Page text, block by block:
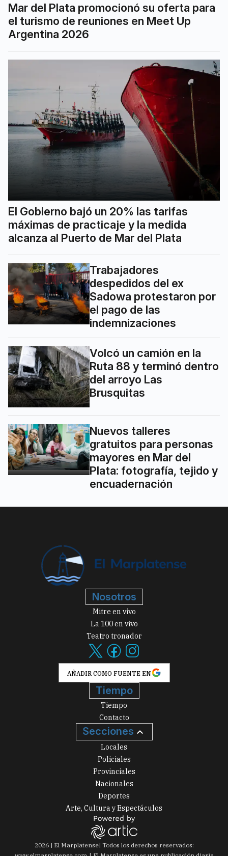
Mar del Plata promocionó su oferta para
el turismo de reuniones en Meet Up
Argentina 2026
El Gobierno bajó un 20% las tarifas
máximas de practicaje y la medida
alcanza al Puerto de Mar del Plata
Trabajadores
despedidos del ex
Sadowa protestaron por
el pago de las
indemnizaciones
Volcó un camión en la
Ruta 88 y terminó dentro
del arroyo Las
Brusquitas
Nuevos talleres
gratuitos para personas
mayores en Mar del
Plata: fotografía, tejido y
encuadernación
Nosotros
Mitre en vivo
La 100 en vivo
Teatro tronador
AÑADIR COMO FUENTE EN
Tiempo
Tiempo
Contacto
Secciones
Locales
Policiales
Provinciales
Nacionales
Deportes
Arte, Cultura y Espectáculos
2026| El Marplatense| Todos los derechos reservados: